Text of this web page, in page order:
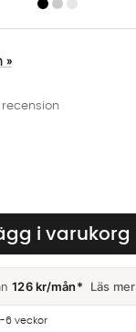
»
1 recension
i varukorg
126 kr/mån* Läs mer
6 veckor